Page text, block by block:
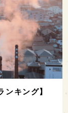
キング】